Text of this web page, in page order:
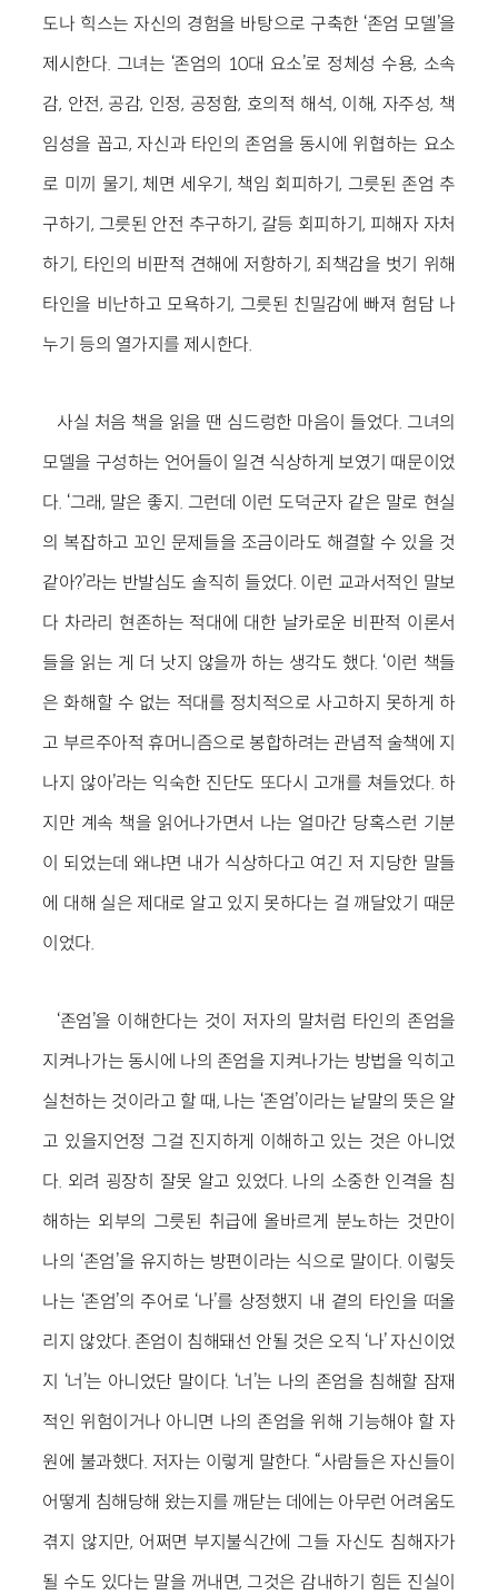
도나 힉스는 자신의 경험을 바탕으로 구축한 ‘존엄 모델’을
제시한다. 그녀는 ‘존엄의 10대 요소’로 정체성 수용, 소속
감, 안전, 공감, 인정, 공정함, 호의적 해석, 이해, 자주성, 책
임성을 꼽고, 자신과 타인의 존엄을 동시에 위협하는 요소
로 미끼 물기, 체면 세우기, 책임 회피하기, 그릇된 존엄 추
구하기, 그릇된 안전 추구하기, 갈등 회피하기, 피해자 자처
하기, 타인의 비판적 견해에 저항하기, 죄책감을 벗기 위해
타인을 비난하고 모욕하기, 그릇된 친밀감에 빠져 험담 나
누기 등의 열가지를 제시한다.
사실 처음 책을 읽을 땐 심드렁한 마음이 들었다. 그녀의
모델을 구성하는 언어들이 일견 식상하게 보였기 때문이었
다. ‘그래, 말은 좋지. 그런데 이런 도덕군자 같은 말로 현실
의 복잡하고 꼬인 문제들을 조금이라도 해결할 수 있을 것
같아?’라는 반발심도 솔직히 들었다. 이런 교과서적인 말보
다 차라리 현존하는 적대에 대한 날카로운 비판적 이론서
들을 읽는 게 더 낫지 않을까 하는 생각도 했다. ‘이런 책들
은 화해할 수 없는 적대를 정치적으로 사고하지 못하게 하
고 부르주아적 휴머니즘으로 봉합하려는 관념적 술책에 지
나지 않아’라는 익숙한 진단도 또다시 고개를 쳐들었다. 하
지만 계속 책을 읽어나가면서 나는 얼마간 당혹스런 기분
이 되었는데 왜냐면 내가 식상하다고 여긴 저 지당한 말들
에 대해 실은 제대로 알고 있지 못하다는 걸 깨달았기 때문
이었다.
‘존엄’을 이해한다는 것이 저자의 말처럼 타인의 존엄을
지켜나가는 동시에 나의 존엄을 지켜나가는 방법을 익히고
실천하는 것이라고 할 때, 나는 ‘존엄’이라는 낱말의 뜻은 알
고 있을지언정 그걸 진지하게 이해하고 있는 것은 아니었
다. 외려 굉장히 잘못 알고 있었다. 나의 소중한 인격을 침
해하는 외부의 그릇된 취급에 올바르게 분노하는 것만이
나의 ‘존엄’을 유지하는 방편이라는 식으로 말이다. 이렇듯
나는 ‘존엄’의 주어로 ‘나’를 상정했지 내 곁의 타인을 떠올
리지 않았다. 존엄이 침해돼선 안될 것은 오직 ‘나’ 자신이었
지 ‘너’는 아니었단 말이다. ‘너’는 나의 존엄을 침해할 잠재
적인 위험이거나 아니면 나의 존엄을 위해 기능해야 할 자
원에 불과했다. 저자는 이렇게 말한다. “사람들은 자신들이
어떻게 침해당해 왔는지를 깨닫는 데에는 아무런 어려움도
겪지 않지만, 어쩌면 부지불식간에 그들 자신도 침해자가
될 수도 있다는 말을 꺼내면, 그것은 감내하기 힘든 진실이